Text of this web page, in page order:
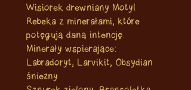
Wisiorek drewniany Motyl
Rebeka z minerałami, które
potęgują daną intencję.
Minerały wspierające:
Labradoryt, Larvikit, Obsydian
śnieżny